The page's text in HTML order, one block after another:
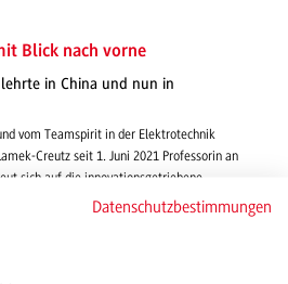
Blick nach vorne
in China und nun in
vom Teamspirit in der Elektrotechnik
Creutz seit 1. Juni 2021 Professorin an
sich auf die innovationsgetriebene
Kolleg*innen undDatenschutzbestimmungen